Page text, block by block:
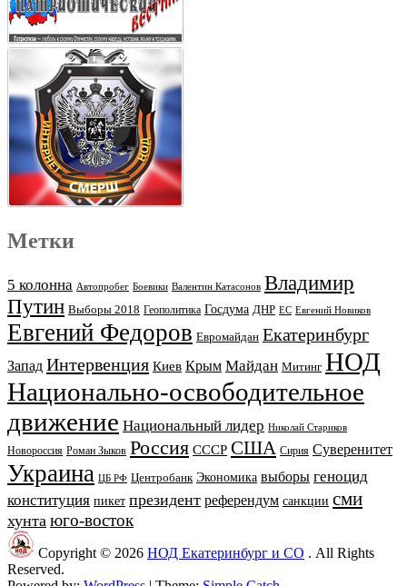
Метки
5 колонна Автопробег Боевики Валентин Катасонов Владимир
Путин Выборы 2018 Геополитика Госдума ДНР ЕС Евгений Новиков
Евгений Федоров Евромайдан Екатеринбург
Запад Интервенция Киев Крым Майдан Митинг НОД
Национально-освободительное
движение Национальный лидер Николай Стариков
Новороссия Роман Зыков Россия СССР США Сирия Суверенитет
Украина ЦБ РФ Центробанк Экономика выборы геноцид
конституция пикет президент референдум санкции сми
хунта юго-восток
Copyright © 2026 НОД Екатеринбург и СО . All Rights
Reserved.